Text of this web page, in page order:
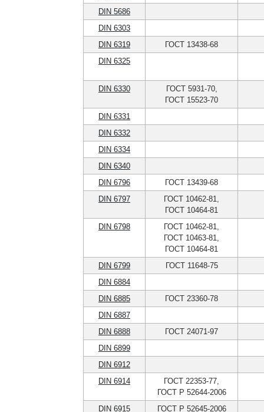
DIN 5686
DIN 6303
DIN 6319
ГОСТ 13438-68
DIN 6325
DIN 6330
ГОСТ 5931-70,
ГОСТ 15523-70
DIN 6331
DIN 6332
DIN 6334
DIN 6340
DIN 6796
ГОСТ 13439-68
DIN 6797
ГОСТ 10462-81,
ГОСТ 10464-81
DIN 6798
ГОСТ 10462-81,
ГОСТ 10463-81,
ГОСТ 10464-81
DIN 6799
ГОСТ 11648-75
DIN 6884
DIN 6885
ГОСТ 23360-78
DIN 6887
DIN 6888
ГОСТ 24071-97
DIN 6899
DIN 6912
DIN 6914
ГОСТ 22353-77,
ГОСТ Р 52644-2006
DIN 6915
ГОСТ Р 52645-2006